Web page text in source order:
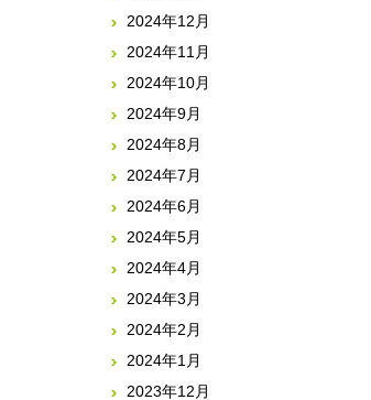
2024年12月
2024年11月
2024年10月
2024年9月
2024年8月
2024年7月
2024年6月
2024年5月
2024年4月
2024年3月
2024年2月
2024年1月
2023年12月